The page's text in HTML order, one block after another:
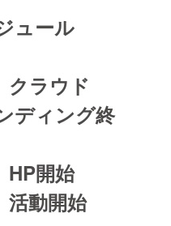
ュール
ラウド
ディング終
開始
動開始